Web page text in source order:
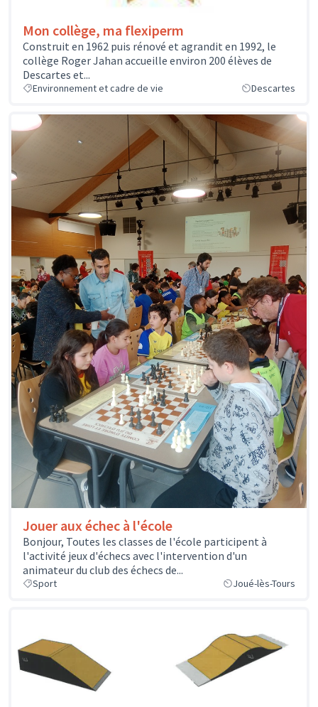
Mon collège, ma flexiperm
Construit en 1962 puis rénové et agrandit en 1992, le
collège Roger Jahan accueille environ 200 élèves de
Descartes et...
Environnement et cadre de vie Descartes
Jouer aux échec à l'école
Bonjour, Toutes les classes de l'école participent à
l'activité jeux d'échecs avec l'intervention d'un
animateur du club des échecs de...
Sport Joué-lès-Tours